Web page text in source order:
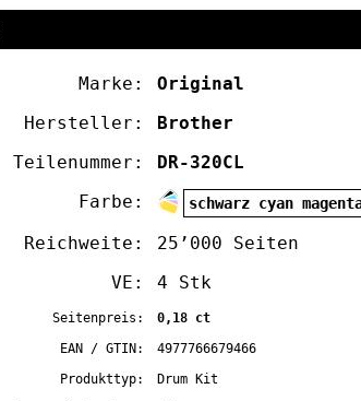
Marke:
Original
Hersteller:
Brother
Teilenummer:
DR-320CL
Farbe:
schwarz cyan
Reichweite:
25’000 Seiten
VE:
4 Stk
Seitenpreis:
0,18 ct
EAN / GTIN:
4977766679466
Produkttyp:
Drum Kit